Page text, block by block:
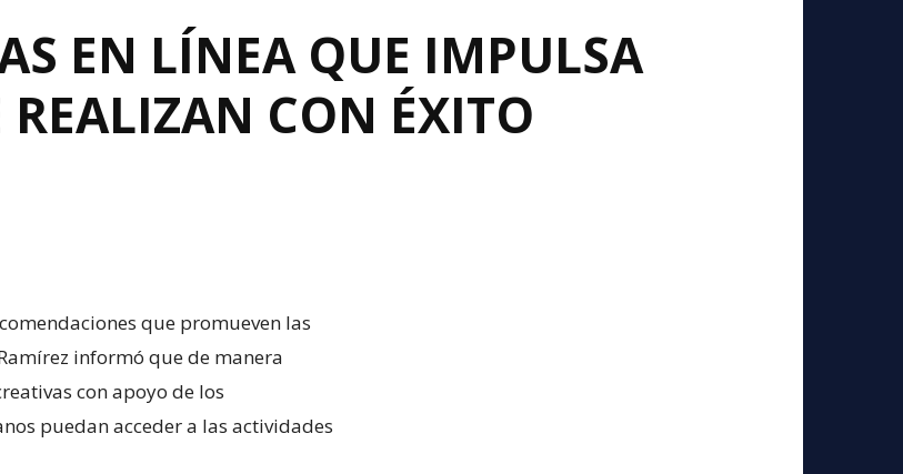
EN LÍNEA QUE IMPULSA
CON ÉXITO
que promueven las
informó que de manera
con apoyo de los
puedan acceder a las actividades